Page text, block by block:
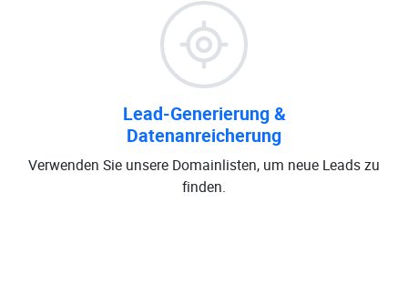
Lead-Generierung &
Datenanreicherung
Verwenden Sie unsere Domainlisten, um neue Leads zu
finden.